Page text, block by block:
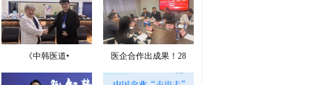
《中韩医道• 医企合作出成果！28